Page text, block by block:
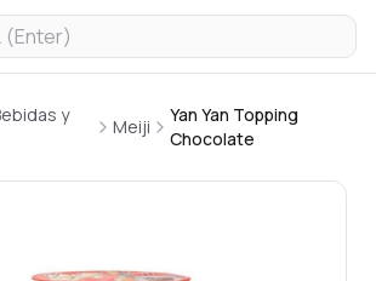
y
Meiji
Yan Yan Topping
Chocolate